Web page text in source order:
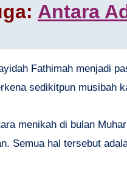
Antara
Fathimah menjadi
sedikitpun musibah
menikah di bulan
Semua hal tersebut